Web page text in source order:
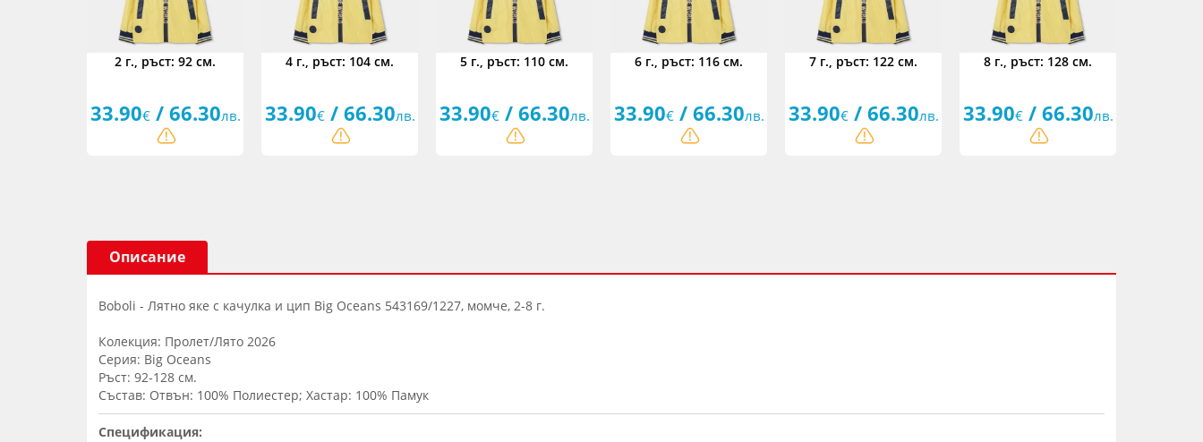
2 г., ръст: 92 см.
33.90€/ 66.30лв.
4 г., ръст: 104 см.
33.90€/ 66.30лв.
5 г., ръст: 110 см.
33.90€/ 66.30лв.
6 г., ръст: 116 см.
33.90€/ 66.30лв.
7 г., ръст: 122 см.
33.90€/ 66.30лв.
8 г., ръст: 128 см.
33.90€/ 66.30лв.
Описание
Boboli - Лятно яке с качулка и цип Big Oceans 543169/1227, момче, 2-8 г.
Колекция: Пролет/Лято 2026
Серия: Big Oceans
Ръст: 92-128 см.
Състав: Отвън: 100% Полиестер; Хастар: 100% Памук
Спецификация: